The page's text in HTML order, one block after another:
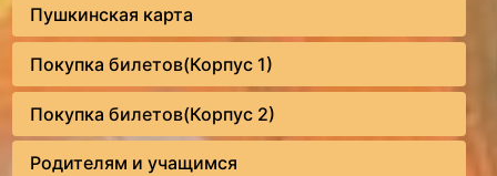
Пушкинская карта
Покупка билетов(Корпус 1)
Покупка билетов(Корпус 2)
Родителям и учащимся